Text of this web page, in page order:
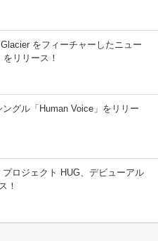
をフィーチャーしたニュー
リリース！
ングル「Human Voice」をリリー
プロジェクト HUG、デビューアル
！